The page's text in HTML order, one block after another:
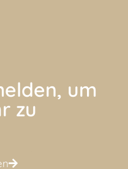
um
zu